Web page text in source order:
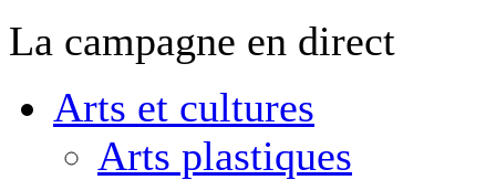
La campagne en direct
Arts et cultures
Arts plastiques